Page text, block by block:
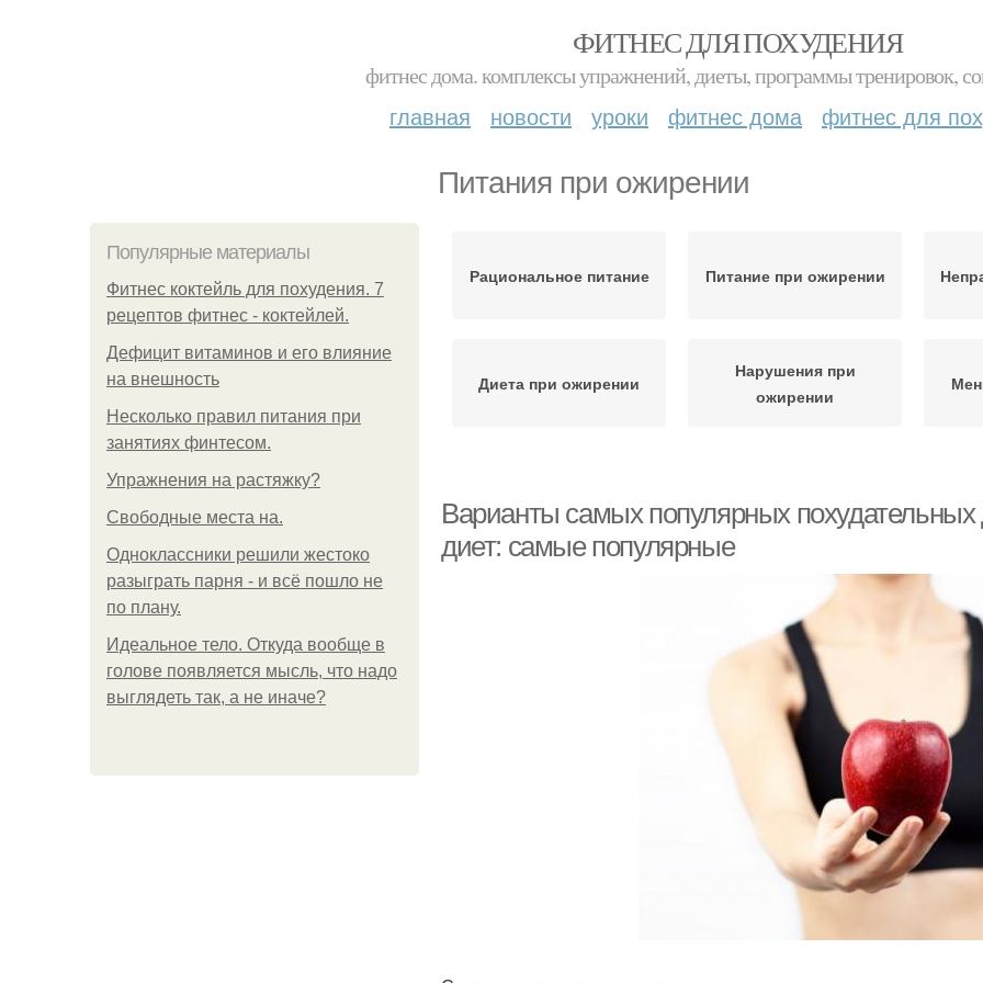
ФИТНЕС ДЛЯ ПОХУДЕНИЯ
фитнес дома. комплексы упражнений, диеты, программы тренировок,
главная новости уроки фитнес дома фитнес для
Питания при ожирении
Популярные материалы
Фитнес коктейль для похудения. 7
рецептов фитнес - коктейлей.
Дефицит витаминов и его влияние
на внешность
Несколько правил питания при
занятиях финтесом.
Упражнения на растяжку?
Свободные места на.
Одноклассники решили жестоко
разыграть парня - и всё пошло не
по плану.
Идеальное тело. Откуда вообще в
голове появляется мысль, что надо
выглядеть так, а не иначе?
Рациональное питание Питание при ожирении
Диета при ожирении
Нарушения при
ожирении
Больные с ожирением
Лечебное питание
Варианты самых популярных
диет: самые популярные